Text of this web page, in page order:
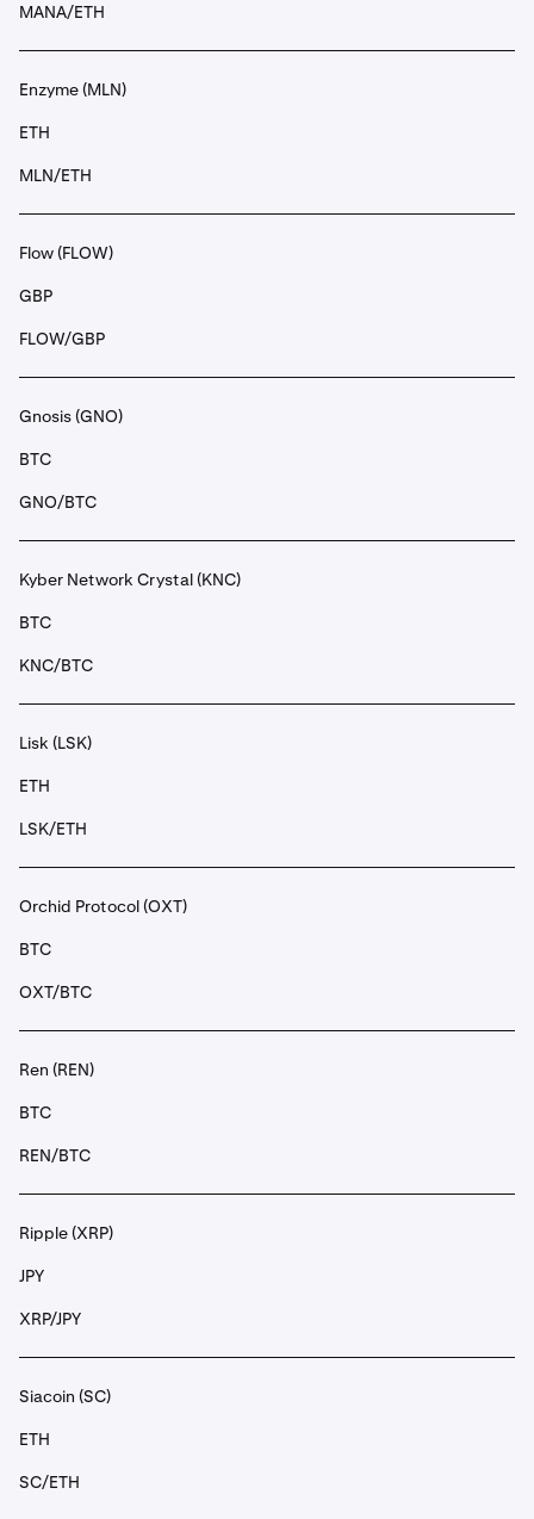
MANA/ETH
Enzyme (MLN)
ETH
MLN/ETH
Flow (FLOW)
GBP
FLOW/GBP
Gnosis (GNO)
BTC
GNO/BTC
Kyber Network Crystal (KNC)
BTC
KNC/BTC
Lisk (LSK)
ETH
LSK/ETH
Orchid Protocol (OXT)
BTC
OXT/BTC
Ren (REN)
BTC
REN/BTC
Ripple (XRP)
JPY
XRP/JPY
Siacoin (SC)
ETH
SC/ETH